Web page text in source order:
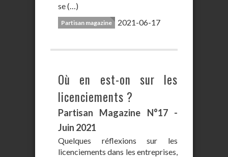
se (…)
Partisan magazine 2021-06-17
Où en est-on sur les
licenciements ?
Partisan Magazine N°17 -
Juin 2021
Quelques réflexions sur les
licenciements dans les entreprises,